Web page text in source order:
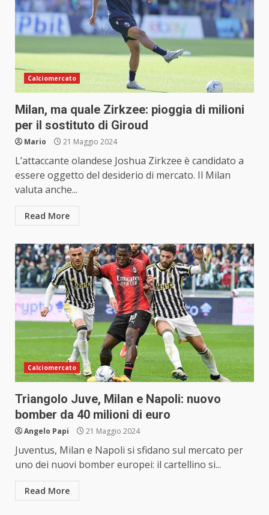
Calciomercato
Milan, ma quale Zirkzee: pioggia di milioni
per il sostituto di Giroud
Mario 21 Maggio 2024
L’attaccante olandese Joshua Zirkzee è candidato a
essere oggetto del desiderio di mercato. Il Milan
valuta anche...
Read More
Calciomercato
Triangolo Juve, Milan e Napoli: nuovo
bomber da 40 milioni di euro
Angelo Papi 21 Maggio 2024
Juventus, Milan e Napoli si sfidano sul mercato per
uno dei nuovi bomber europei: il cartellino si...
Read More